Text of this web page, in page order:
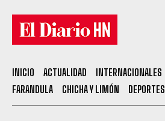
INICIO ACTUALIDAD INTERNACIONALES
FARANDULA
CHICHA Y LIMÓN DEPORTES